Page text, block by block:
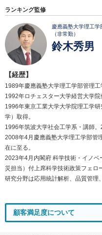
ランキング監修
慶應義塾大学理工
（非常勤）
鈴木秀男
【経歴】
1989年慶應義塾大学理工学部管理工
1992年ロチェスター大学経営大学院
1996年東京工業大学大学院理工学
学）取得。
1996年筑波大学社会工学系・講師。
2008年4月慶應義塾大学理工学部管
在に至る。
2023年4月内閣府 科学技術・イノ
災担当）付上席科学技術政策フェロ
研究分野は応用統計解析、品質管理
顧客満足度について